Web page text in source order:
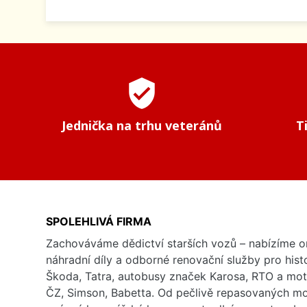
verified_user
Jednička na trhu veteránů
SPOLEHLIVÁ FIRMA
Zachováváme dědictví starších vozů – nabízíme
náhradní díly a odborné renovační služby pro
Škoda, Tatra, autobusy značek Karosa, RTO a
ČZ, Simson, Babetta. Od pečlivě repasovaných